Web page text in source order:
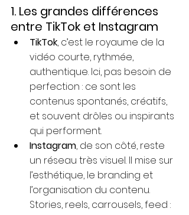
1. Les grandes différences
entre TikTok et Instagram
TikTok, c’est le royaume de la
vidéo courte, rythmée,
authentique. Ici, pas besoin de
perfection : ce sont les
contenus spontanés, créatifs,
et souvent drôles ou inspirants
qui performent.
Instagram, de son côté, reste
un réseau très visuel. Il mise sur
l’esthétique, le branding et
l’organisation du contenu.
Stories, reels, carrousels, feed :